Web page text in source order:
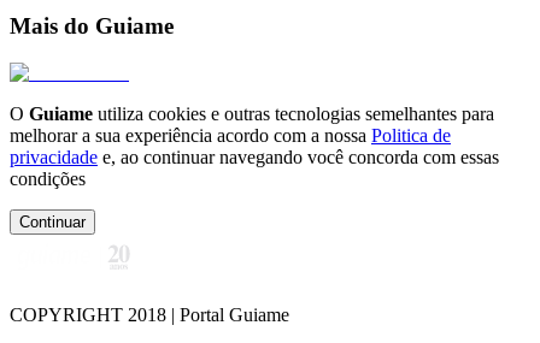
Mais do Guiame
O Guiame utiliza cookies e outras tecnologias semelhantes para
melhorar a sua experiência acordo com a nossa Politica de
privacidade e, ao continuar navegando você concorda com essas
condições
Continuar
COPYRIGHT 2018 | Portal Guiame